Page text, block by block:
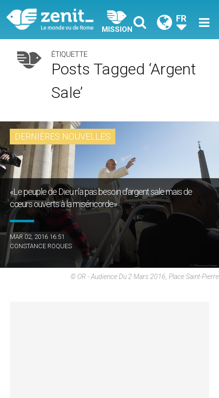
MISSION
FR
ÉTIQUETTE
Posts Tagged ‘argent
Sale’
DERNIÈRES NOUVELLES
«Le peuple de Dieu n’a pas besoin d’argent sale mais de
cœurs ouverts à la miséricorde»
MAR 02, 2016 16:51
CONSTANCE ROQUES
© OR - Audience Du 2 Mars 2016, Place Saint-Pierre